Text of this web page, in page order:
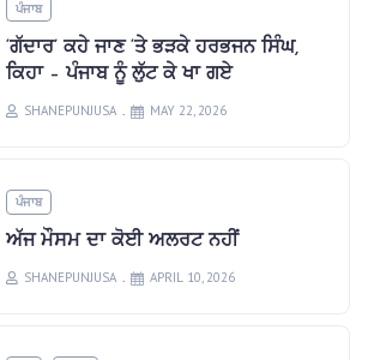
ਪੰਜਾਬ
‘ਗੱਦਾਰ’ ਕਹੇ ਜਾਣ ‘ਤੇ ਭੜਕੇ ਹਰਭਜਨ ਸਿੰਘ,
ਕਿਹਾ – ਪੰਜਾਬ ਨੂੰ ਲੁੱਟ ਕੇ ਖਾ ਗਏ
SHANEPUNJUSA MAY 22, 2026
ਪੰਜਾਬ
ਅੱਜ ਮੌਸਮ ਦਾ ਕੋਈ ਅਲਰਟ ਨਹੀਂ
SHANEPUNJUSA APRIL 10, 2026